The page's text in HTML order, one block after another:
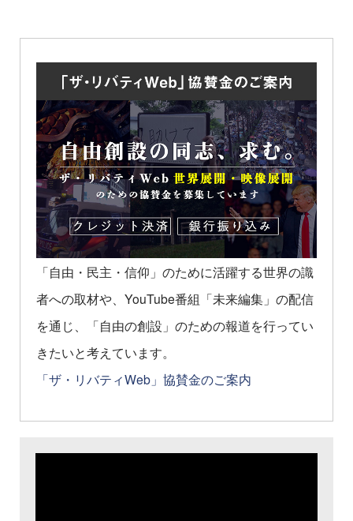
「自由・民主・信仰」のために活躍する世界の識
者への取材や、YouTube番組「未来編集」の配信
を通じ、「自由の創設」のための報道を行ってい
きたいと考えています。
「ザ・リバティWeb」協賛金のご案内